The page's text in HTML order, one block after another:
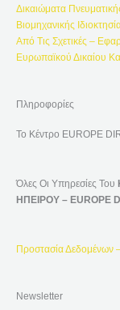
Α
Δικαιώματα
Βιομηχανικής
Από Τις Σχετικές –
Ευρωπαϊκού Δικαίου
Πληροφορίες
Το Κέντρο EUROPE
Όλες Οι Υπηρεσίες Του
ΗΠΕΙΡΟΥ – EUROPE
Προστασία
Newsletter